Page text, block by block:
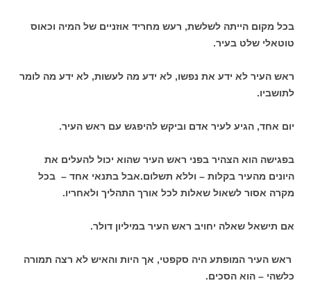
בכל מקום הייתה לשלשת, רעש מחריד אוזניים של המיה וכאוס
טוטאלי שלט בעיר.
ראש העיר לא ידע את נפשו, לא ידע מה לעשות, לא ידע מה לומר
לתושביו.
יום אחד, הגיע לעיר אדם וביקש להיפגש עם ראש העיר.
בפגישה הוא הצהיר בפני ראש העיר שהוא יכול להעלים את
היונים מהעיר בקלות – וללא תשלום.אבל בתנאי אחד – בכל
מקרה אסור לשאול שאלות לכל אורך התהליך ולאחריו.
אם תישאל שאלה יחויב ראש העיר במיליון דולר.
ראש העיר המופתע היה סקפטי, אך היות והאיש לא רצה תמורה
כלשהי – הוא הסכים.